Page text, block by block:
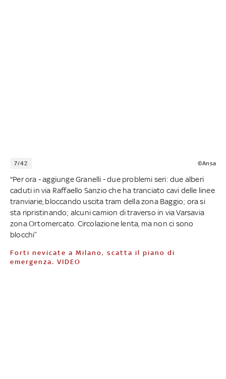
7/42 ©Ansa
"Per ora - aggiunge Granelli - due problemi seri: due alberi
caduti in via Raffaello Sanzio che ha tranciato cavi delle linee
tranviarie, bloccando uscita tram della zona Baggio; ora si
sta ripristinando; alcuni camion di traverso in via Varsavia
zona Ortomercato. Circolazione lenta, ma non ci sono
blocchi”
Forti nevicate a Milano, scatta il piano di
emergenza. VIDEO